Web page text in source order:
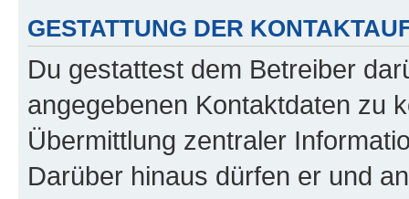
GESTATTUNG DER
Du gestattest dem Betreiber
angegebenen Kontaktdaten zu
Übermittlung zentraler
Darüber hinaus dürfen er und